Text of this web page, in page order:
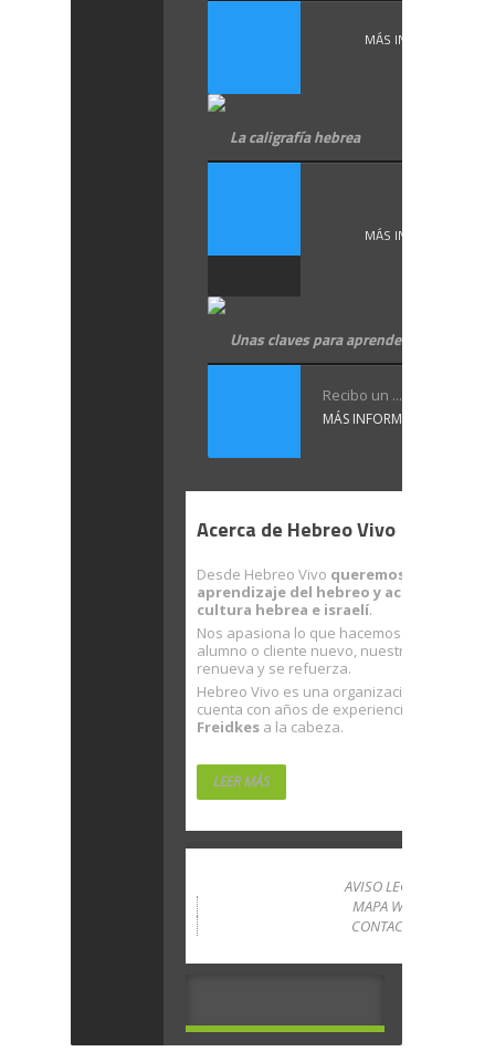
MÁS INFORMACIÓN
La caligrafía hebrea
MÁS INFORMACIÓN
Unas claves para aprender hebreo
Recibo un ...
MÁS INFORMACIÓN
Acerca de Hebreo Vivo
Desde Hebreo Vivo queremos facilitarte
aprendizaje del hebreo y acercarte a la
cultura hebrea e israelí.
Nos apasiona lo que hacemos. Con cada
alumno o cliente nuevo, nuestra ilusión se
renueva y se refuerza.
Hebreo Vivo es una organización sólida que
cuenta con años de experiencia… con
Freidkes a la cabeza.
LEER MÁS
AVISO LEGAL
MAPA WEB
CONTACTO